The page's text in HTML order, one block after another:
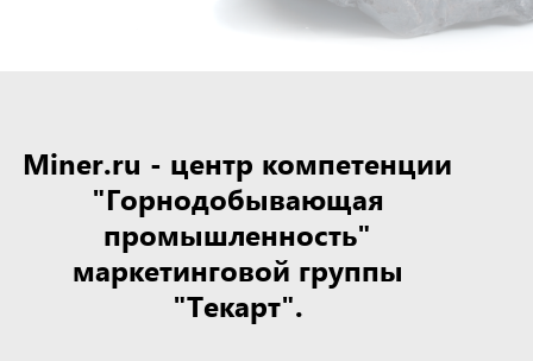
Miner.ru - центр компетенции
"Горнодобывающая
промышленность"
маркетинговой группы
"Текарт".